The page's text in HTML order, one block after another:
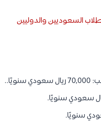
السعوديين والدوليين